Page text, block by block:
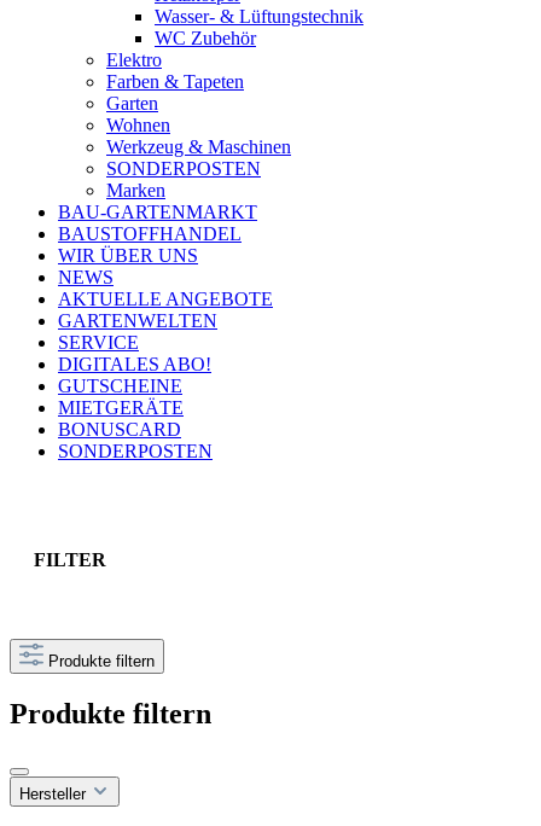
Wasser- & Lüftungstechnik
WC Zubehör
Elektro
Farben & Tapeten
Garten
Wohnen
Werkzeug & Maschinen
SONDERPOSTEN
Marken
BAU-GARTENMARKT
BAUSTOFFHANDEL
WIR ÜBER UNS
NEWS
AKTUELLE ANGEBOTE
GARTENWELTEN
SERVICE
DIGITALES ABO!
GUTSCHEINE
MIETGERÄTE
BONUSCARD
SONDERPOSTEN
FILTER
Produkte filtern
Produkte filtern
Hersteller